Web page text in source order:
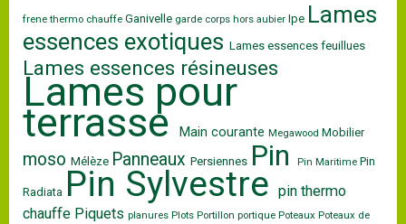
frene thermo chauffe Ganivelle garde corps hors aubier Ipe Lames
essences exotiques Lames essences feuillues
Lames essences résineuses
Lames pour
terrasse Main courante Megawood Mobilier
moso Mélèze Panneaux Persiennes Pin Pin Maritime Pin
Radiata Pin Sylvestre pin thermo
chauffe Piquets planures Plots Portillon portique Poteaux Poteaux de